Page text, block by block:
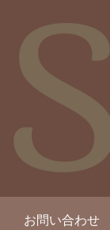
お問い合わせ